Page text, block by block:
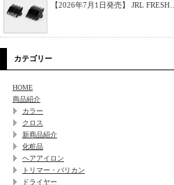
【2026年7月1日発売】 JRL FRESH…
カテゴリー
HOME
商品紹介
カラー
クロス
新商品紹介
化粧品
ヘアアイロン
トリマー・バリカン
ドライヤー